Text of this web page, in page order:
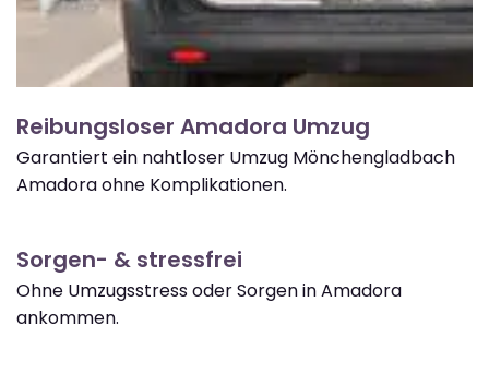
Reibungsloser Amadora Umzug
Garantiert ein nahtloser Umzug Mönchengladbach
Amadora ohne Komplikationen.
Sorgen- & stressfrei
Ohne Umzugsstress oder Sorgen in Amadora
ankommen.